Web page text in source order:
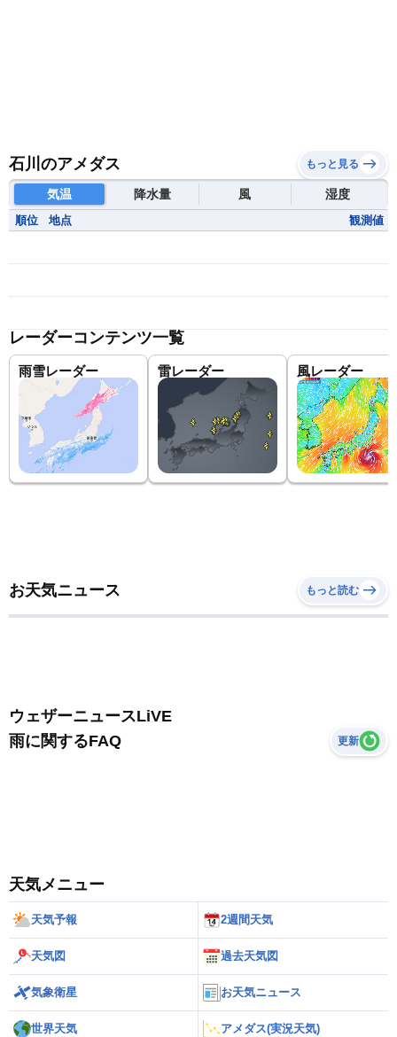
石川のアメダス もっと見る
気温 降水量 風 湿度
順位 地点 観測値
レーダーコンテンツ一覧
雨雪レーダー 雷レーダー 風レーダー
お天気ニュース もっと読む
ウェザーニュースLiVE
雨に関するFAQ
更新
天気メニュー
天気予報 2週間天気
天気図 過去天気図
気象衛星 お天気ニュース
世界天気 アメダス(実況天気)